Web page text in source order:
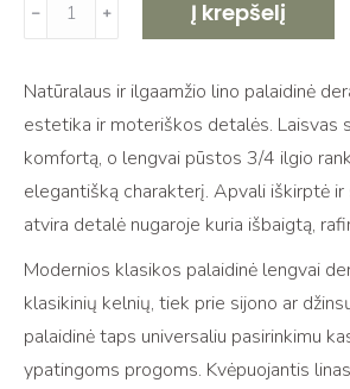
kiekis:
palaidinė
KEITE,
blue
with
white
dots
﹣ ﹢ Į krepšelį
Natūralaus ir ilgaamžio lino palaidinė
estetika ir moteriškos detalės. Laisvas
komfortą, o lengvai pūstos 3/4 ilgio
elegantišką charakterį. Apvali iškirptė
atvira detalė nugaroje kuria išbaigtą,
Modernios klasikos palaidinė lengvai
klasikinių kelnių, tiek prie sijono ar
palaidinė taps universaliu pasirinkimu
ypatingoms progoms. Kvėpuojantis